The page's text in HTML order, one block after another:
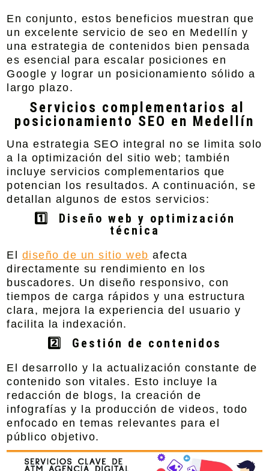
En conjunto, estos beneficios muestran que
un excelente servicio de seo en Medellín y
una estrategia de contenidos bien pensada
es esencial para escalar posiciones en
Google y lograr un posicionamiento sólido a
largo plazo.
Servicios complementarios al
posicionamiento SEO en Medellín
Una estrategia SEO integral no se limita solo
a la optimización del sitio web; también
incluye servicios complementarios que
potencian los resultados. A continuación, se
detallan algunos de estos servicios:
1️⃣ Diseño web y optimización
técnica
El diseño de un sitio web afecta
directamente su rendimiento en los
buscadores. Un diseño responsivo, con
tiempos de carga rápidos y una estructura
clara, mejora la experiencia del usuario y
facilita la indexación.
2️⃣ Gestión de contenidos
El desarrollo y la actualización constante de
contenido son vitales. Esto incluye la
redacción de blogs, la creación de
infografías y la producción de videos, todo
enfocado en temas relevantes para el
público objetivo.